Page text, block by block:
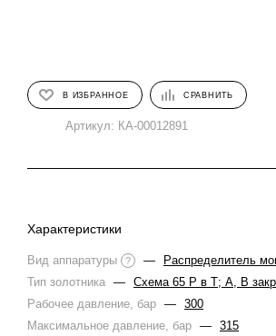
В ИЗБРАННОЕ СРАВНИТЬ
Артикул: КА-00012891
Характеристики
Вид аппаратуры ? —
Распределитель
Тип золотника — Схема 65 Р в Т; A, B
Рабочее давление, бар — 300
Максимальное давление, бар — 315